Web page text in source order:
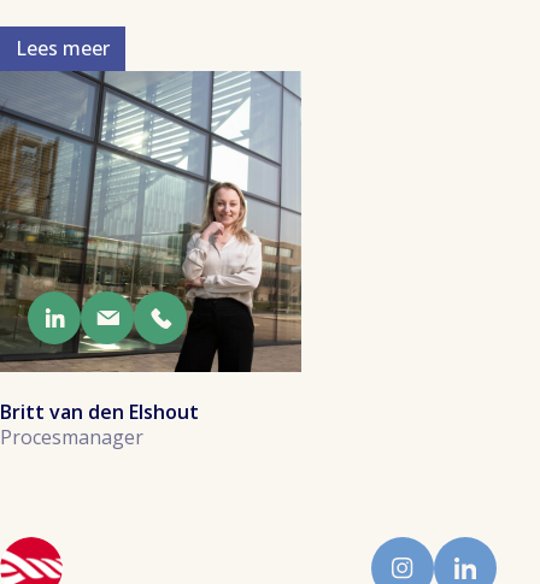
Lees meer
Britt van den Elshout
Procesmanager